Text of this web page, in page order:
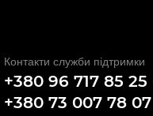
Контакти служби підтримки
+380 96 717 85 25
+380 73 007 78